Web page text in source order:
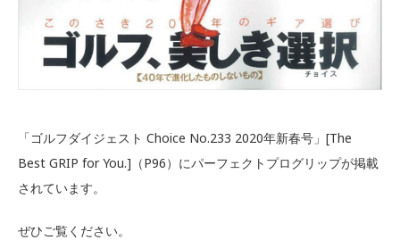
「ゴルフダイジェスト Choice No.233 2020年新春号」[The
Best GRIP for You.]（P96）にパーフェクトプログリップが掲載
されています。
ぜひご覧ください。